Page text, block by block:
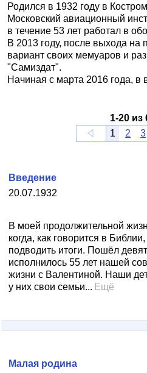
Родился в 1932 году в
Московский авиационный
в течение 53 лет работал в
В 2013 году, после выхода
вариант своих мемуаров и
"Самиздат".
Начиная с марта 2016 года, в
1-20из
1
2 3
20.07.1932
Введение
В моей продолжительной
когда, как говорится в
подводить итоги. Пошёл
исполнилось 55 лет нашей
жизни с Валентиной. Наши
у них свои семьи... Ещё
Малая родина